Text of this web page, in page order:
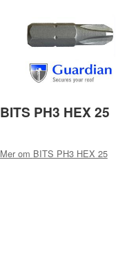
BITS PH3 HEX 25
Mer om BITS PH3 HEX 25